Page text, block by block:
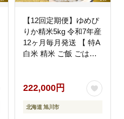
【12回定期便】ゆめぴ
りか精米5kg 令和7年産
12ヶ月毎月発送 【 特A
白米 精米 ご飯 ごはん
海道ふるさと納税 旭川
222,000円
北海道 旭川市